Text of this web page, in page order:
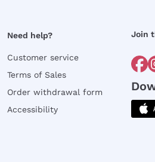
Need help?
Customer service
Terms of Sales
Order withdrawal form
Accessibility
Join